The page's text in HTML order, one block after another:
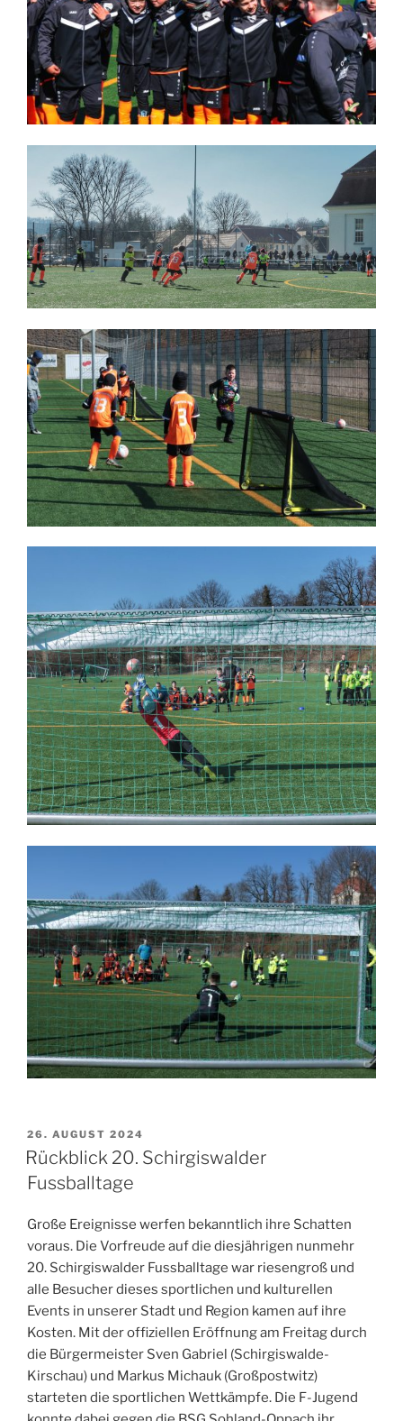
VERÖFFENTLICHT
AM
26. AUGUST 2024
Rückblick 20. Schirgiswalder
Fussballtage
Große Ereignisse werfen bekanntlich ihre Schatten
voraus. Die Vorfreude auf die diesjährigen nunmehr
20. Schirgiswalder Fussballtage war riesengroß und
alle Besucher dieses sportlichen und kulturellen
Events in unserer Stadt und Region kamen auf ihre
Kosten. Mit der offiziellen Eröffnung am Freitag durch
die Bürgermeister Sven Gabriel (Schirgiswalde-
Kirschau) und Markus Michauk (Großpostwitz)
starteten die sportlichen Wettkämpfe. Die F-Jugend